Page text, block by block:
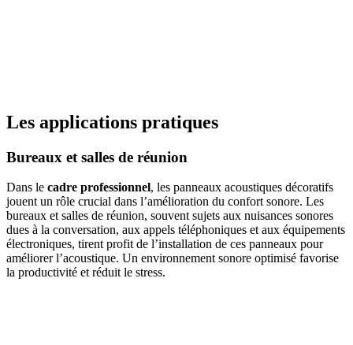
Les applications pratiques
Bureaux et salles de réunion
Dans le cadre professionnel, les panneaux acoustiques décoratifs
jouent un rôle crucial dans l’amélioration du confort sonore. Les
bureaux et salles de réunion, souvent sujets aux nuisances sonores
dues à la conversation, aux appels téléphoniques et aux équipements
électroniques, tirent profit de l’installation de ces panneaux pour
améliorer l’acoustique. Un environnement sonore optimisé favorise
la productivité et réduit le stress.